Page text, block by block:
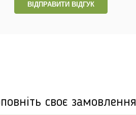
ВІДПРАВИТИ ВІДГУК
своє замовлення